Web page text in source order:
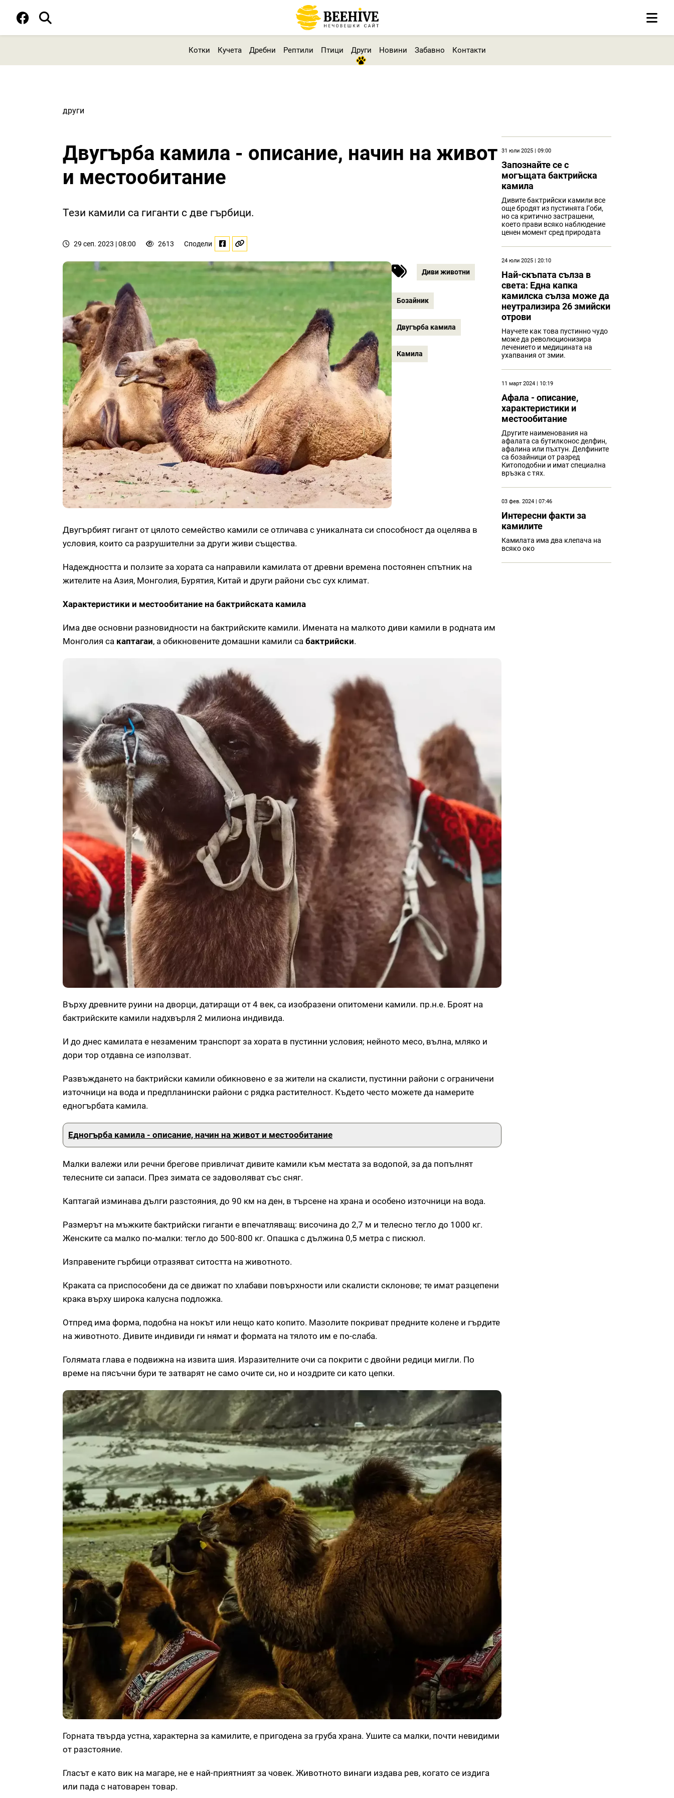
Котки Кучета Дребни Рептили Птици Други Новини Забавно Контакти
други
Двугърба камила - описание, начин на живот
и местообитание
Тези камили са гиганти с две гърбици.
29 сеп. 2023 | 08:00 2613 Сподели
Диви животни
Бозайник
Двугърба камила
Камила
Двугърбият гигант от цялото семейство камили се отличава с уникалната си способност да оцелява в
условия, които са разрушителни за други живи същества.
Надеждността и ползите за хората са направили камилата от древни времена постоянен спътник на
жителите на Азия, Монголия, Бурятия, Китай и други райони със сух климат.
Характеристики и местообитание на бактрийската камила
Има две основни разновидности на бактрийските камили. Имената на малкото диви камили в родната им
Монголия са каптагаи, а обикновените домашни камили са бактрийски.
Върху древните руини на дворци, датиращи от 4 век, са изобразени опитомени камили. пр.н.е. Броят на
бактрийските камили надхвърля 2 милиона индивида.
И до днес камилата е незаменим транспорт за хората в пустинни условия; нейното месо, вълна, мляко и
дори тор отдавна се използват.
Развъждането на бактрийски камили обикновено е за жители на скалисти, пустинни райони с ограничени
източници на вода и предпланински райони с рядка растителност. Където често можете да намерите
едногърбата камила.
Едногърба камила - описание, начин на живот и местообитание
Малки валежи или речни брегове привличат дивите камили към местата за водопой, за да попълнят
телесните си запаси. През зимата се задоволяват със сняг.
Каптагай изминава дълги разстояния, до 90 км на ден, в търсене на храна и особено източници на вода.
Размерът на мъжките бактрийски гиганти е впечатляващ: височина до 2,7 м и телесно тегло до 1000 кг.
Женските са малко по-малки: тегло до 500-800 кг. Опашка с дължина 0,5 метра с пискюл.
Изправените гърбици отразяват ситостта на животното.
Краката са приспособени да се движат по хлабави повърхности или скалисти склонове; те имат разцепени
крака върху широка калусна подложка.
Отпред има форма, подобна на нокът или нещо като копито. Мазолите покриват предните колене и гърдите
на животното. Дивите индивиди ги нямат и формата на тялото им е по-слаба.
Голямата глава е подвижна на извита шия. Изразителните очи са покрити с двойни редици мигли. По
време на пясъчни бури те затварят не само очите си, но и ноздрите си като цепки.
Горната твърда устна, характерна за камилите, е пригодена за груба храна. Ушите са малки, почти невидими
от разстояние.
Гласът е като вик на магаре, не е най-приятният за човек. Животното винаги издава рев, когато се издига
или пада с натоварен товар.
31 юли 2025 | 09:00
Запознайте се с
могъщата бактрийска
камила
Дивите бактрийски камили все
още бродят из пустинята Гоби,
но са критично застрашени,
което прави всяко наблюдение
ценен момент сред природата
24 юли 2025 | 20:10
Най-скъпата сълза в
света: Една капка
камилска сълза може да
неутрализира 26 змийски
отрови
Научете как това пустинно чудо
може да революционизира
лечението и медицината на
ухапвания от змии.
11 март 2024 | 10:19
Афала - описание,
характеристики и
местообитание
Другите наименования на
афалата са бутилконос делфин,
афалина или пъхтун. Делфините
са бозайници от разред
Китоподобни и имат специална
връзка с тях.
03 фев. 2024 | 07:46
Интересни факти за
камилите
Камилата има два клепача на
всяко око